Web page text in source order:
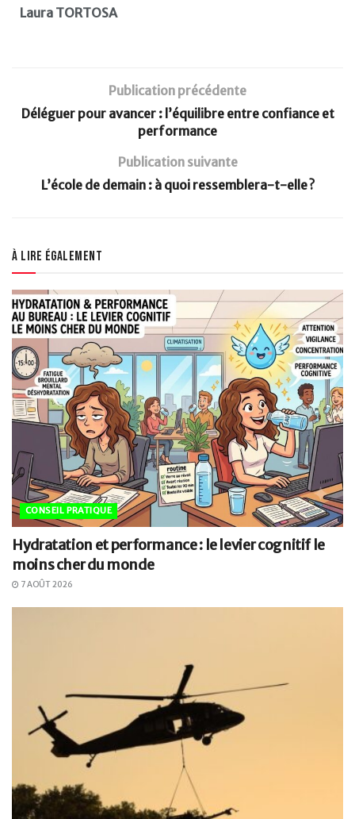
Laura TORTOSA
Publication précédente
Déléguer pour avancer : l’équilibre entre confiance et
performance
Publication suivante
L’école de demain : à quoi ressemblera-t-elle ?
À lire également
CONSEIL PRATIQUE
Hydratation et performance : le levier cognitif le
moins cher du monde
7 AOÛT 2026